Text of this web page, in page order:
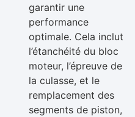
garantir une
performance
optimale. Cela inclut
l’étanchéité du bloc
moteur, l’épreuve de
la culasse, et le
remplacement des
segments de piston,